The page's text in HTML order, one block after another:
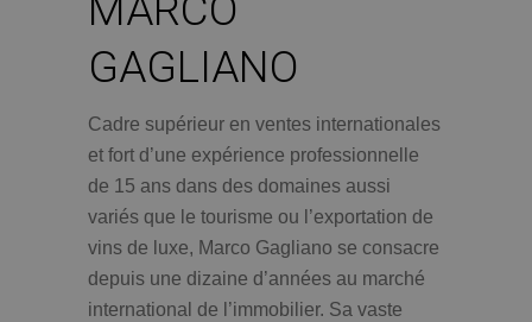
GAGLIANO
Cadre supérieur en ventes internationales
et fort d’une expérience professionnelle
de 15 ans dans des domaines aussi
variés que le tourisme ou l’exportation de
vins de luxe, Marco Gagliano se consacre
depuis une dizaine d’années au marché
international de l’immobilier. Sa vaste